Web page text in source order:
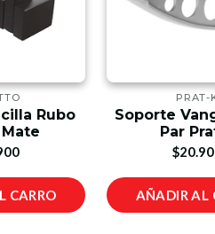
Rubo
CARRO
PRAT-
Soporte
Par
AÑADIR AL